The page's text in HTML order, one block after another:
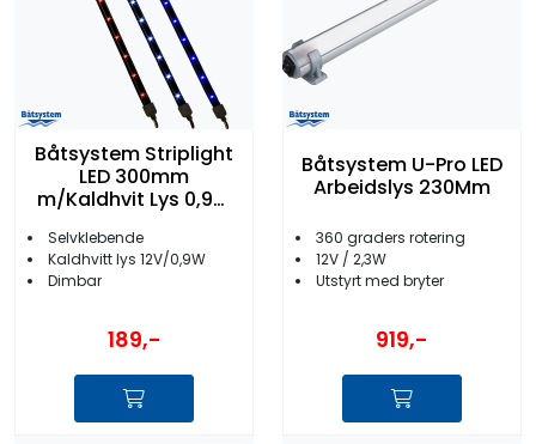
Båtsystem Striplight
LED 300mm
m/Kaldhvit Lys 0,9W
Selvklebende
Kaldhvitt lys 12V/0,9W
Dimbar
189,-
Båtsystem U-Pro LED
Arbeidslys 230Mm
360 graders rotering
12V / 2,3W
Utstyrt med bryter
919,-